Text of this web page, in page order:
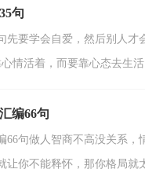
句
先要学会自爱，然后别人
情活着，而要靠心态去生
编66句
66句做人智商不高没关系
让你不能释怀，那你格局就